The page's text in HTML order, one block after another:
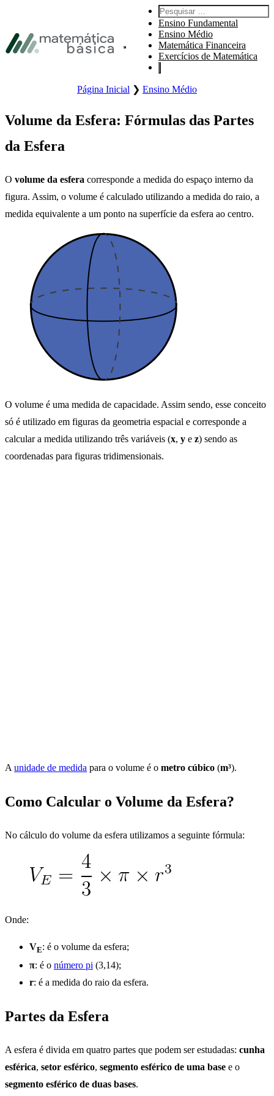
Pular Rodapé
Abre o menu principal do site.
Pesquisar por:
Ensino Fundamental
Ensino Médio
Matemática Financeira
Exercícios de Matemática
Página Inicial ❯ Ensino Médio
Volume da Esfera: Fórmulas das Partes
da Esfera
O volume da esfera corresponde a medida do espaço interno da
figura. Assim, o volume é calculado utilizando a medida do raio, a
medida equivalente a um ponto na superfície da esfera ao centro.
O volume é uma medida de capacidade. Assim sendo, esse conceito
só é utilizado em figuras da geometria espacial e corresponde a
calcular a medida utilizando três variáveis (x, y e z) sendo as
coordenadas para figuras tridimensionais.
A unidade de medida para o volume é o metro cúbico (m³).
Como Calcular o Volume da Esfera?
No cálculo do volume da esfera utilizamos a seguinte fórmula:
Onde:
VE: é o volume da esfera;
π: é o número pi (3,14);
r: é a medida do raio da esfera.
Partes da Esfera
A esfera é divida em quatro partes que podem ser estudadas: cunha
esférica, setor esférico, segmento esférico de uma base e o
segmento esférico de duas bases.